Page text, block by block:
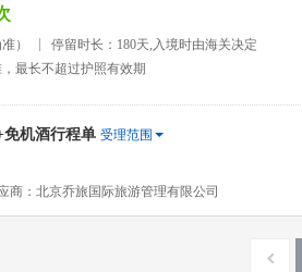
）
停留时长：180天,入境时由海关决定
最长不超过护照有效期
免机酒行程单 受理范围
商：北京乔旅国际旅游管理有限公司